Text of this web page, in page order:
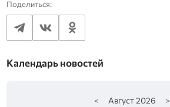
Поделиться:
Календарь новостей
< Август 2026 >